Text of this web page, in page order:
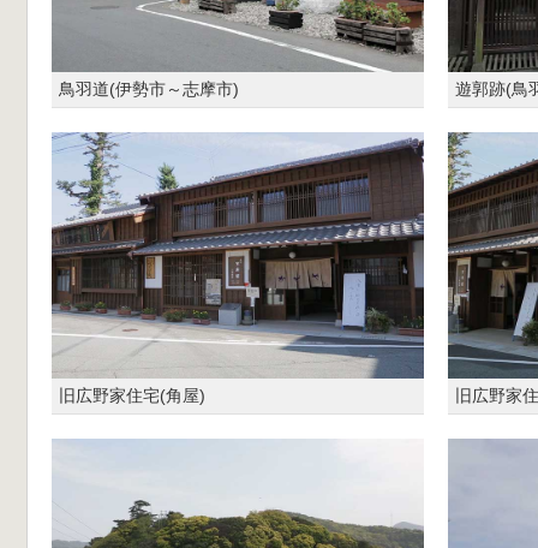
鳥羽道(伊勢市～志摩市) 遊郭跡(鳥
旧広野家住宅(角屋) 旧広野家